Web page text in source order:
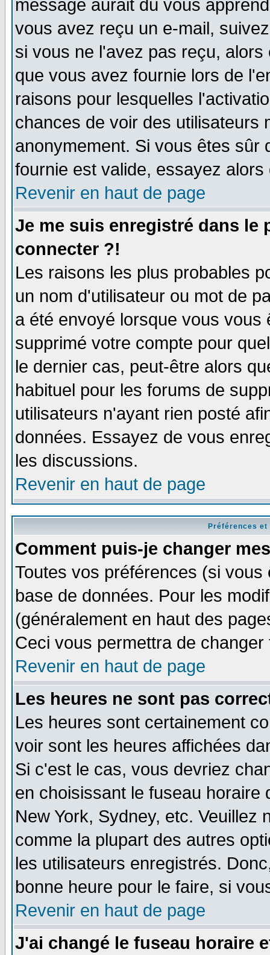
message aurait dû vous
vous avez reçu un e-mail,
si vous ne l'avez pas reçu,
que vous avez fournie lors de
raisons pour lesquelles
chances de voir des utilisateurs
anonymement. Si vous êtes sûr
fournie est valide, essayez
Revenir en haut de page
Je me suis enregistré dans le
connecter ?!
Les raisons les plus probables
un nom d'utilisateur ou mot de
a été envoyé lorsque vous
supprimé votre compte pour
le dernier cas, peut-être alors
habituel pour les forums de
utilisateurs n'ayant rien posté
données. Essayez de vous
les discussions.
Revenir en haut de page
Préférences
Comment puis-je changer
Toutes vos préférences (si
base de données. Pour les
(généralement en haut des
Ceci vous permettra de
Revenir en haut de page
Les heures ne sont pas
Les heures sont certainement
voir sont les heures affichées
Si c'est le cas, vous devriez
en choisissant le fuseau
New York, Sydney, etc. Veuillez
comme la plupart des autres
les utilisateurs enregistrés.
bonne heure pour le faire, si
Revenir en haut de page
J'ai changé le fuseau horaire